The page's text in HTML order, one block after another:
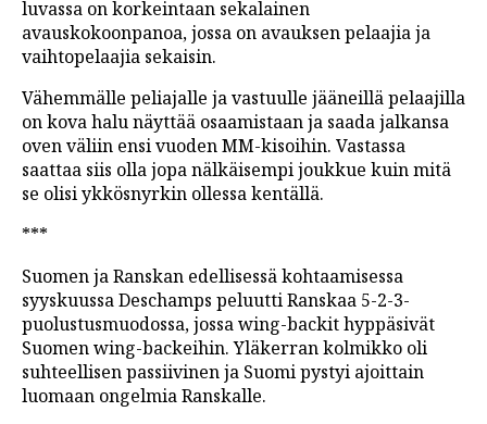
luvassa on korkeintaan sekalainen
avauskokoonpanoa, jossa on avauksen pelaajia ja
vaihtopelaajia sekaisin.
Vähemmälle peliajalle ja vastuulle jääneillä pelaajilla
on kova halu näyttää osaamistaan ja saada jalkansa
oven väliin ensi vuoden MM-kisoihin. Vastassa
saattaa siis olla jopa nälkäisempi joukkue kuin mitä
se olisi ykkösnyrkin ollessa kentällä.
***
Suomen ja Ranskan edellisessä kohtaamisessa
syyskuussa Deschamps peluutti Ranskaa 5-2-3-
puolustusmuodossa, jossa wing-backit hyppäsivät
Suomen wing-backeihin. Yläkerran kolmikko oli
suhteellisen passiivinen ja Suomi pystyi ajoittain
luomaan ongelmia Ranskalle.